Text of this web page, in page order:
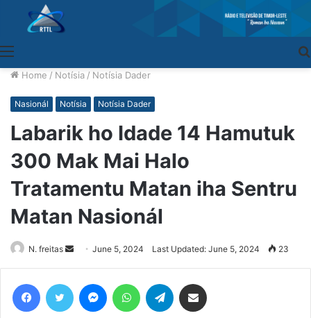
Home / Notísia / Notísia Dader
Nasionál Notísia Notísia Dader
Labarik ho Idade 14 Hamutuk
300 Mak Mai Halo
Tratamentu Matan iha Sentru
Matan Nasionál
N. freitas
Send
an
email
June 5, 2024 Last Updated: June 5, 2024 23